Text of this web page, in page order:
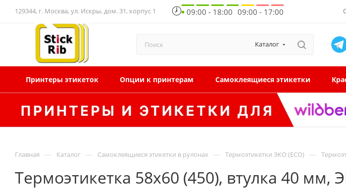
129344, г. Москва, ул. Искры, дом. 31, корпус 1 09:00 - 18:00 09:00 - 17:00
Каталог
Принтеры этикеток Опции к принтерам Самоклеящиеся этикетки
Главная — Каталог — Самоклеящиеся этикетки в рулонах — Термоэтикетки ЭКО (ECO) —
Термоэтикетка 58x60 (450), втулка 40 мм,